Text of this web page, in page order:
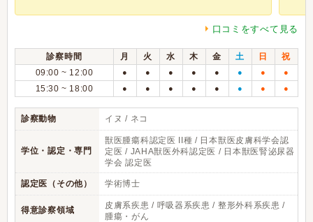
口コミをすべて見る
診察時間 月 火 水 木 金 土 日
祝
09:00 ~ 12:00
● ● ● ● ● ● ● ●
15:30 ~ 18:00 ● ● ● ● ● ● ● ●
診察動物 イヌ / ネコ
学位・認定・専門
獣医腫瘍科認定医 II種 / 日本獣医皮膚科学会認
定医 / JAHA獣医外科認定医 / 日本獣医腎泌尿器
学会 認定医
認定医（その他） 学術博士
得意診察領域
皮膚系疾患 / 呼吸器系疾患 / 整形外科系疾患 /
腫瘍・がん